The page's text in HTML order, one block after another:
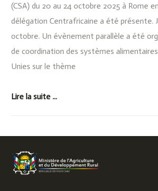
(CSA) du 20 au 24 octobre 2025 à Rome
délégation Centrafricaine a été présente.
octobre. Un évènement parallèle a été
de coordination des systèmes
Unies sur le thème
Lire la suite ...